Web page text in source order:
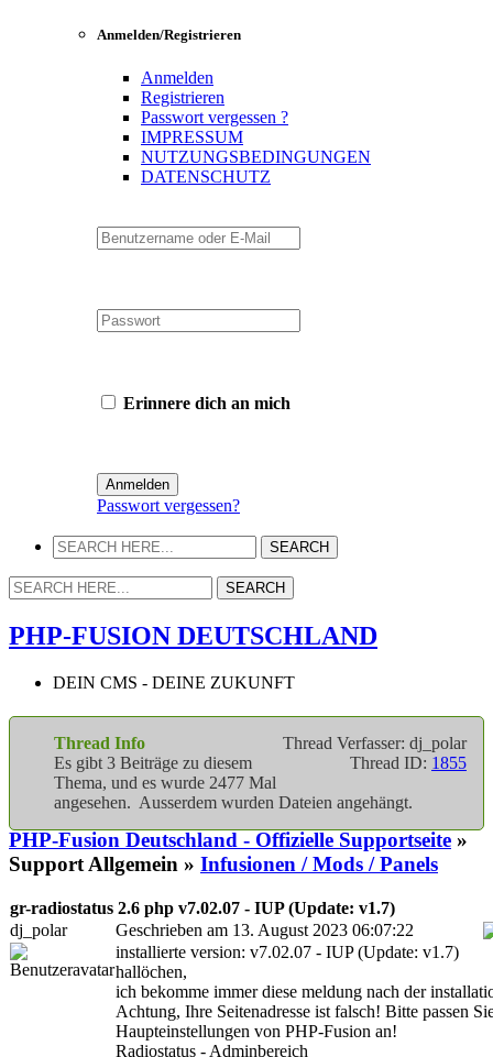
Anmelden/Registrieren
Anmelden
Registrieren
Passwort vergessen ?
IMPRESSUM
NUTZUNGSBEDINGUNGEN
DATENSCHUTZ
Erinnere dich an mich
Passwort vergessen?
PHP-FUSION DEUTSCHLAND
DEIN CMS - DEINE ZUKUNFT
Thread Verfasser: dj_polar
Thread ID: 1855
Thread Info
Es gibt 3 Beiträge zu diesem
Thema, und es wurde 2477 Mal
angesehen. Ausserdem wurden Dateien angehängt.
PHP-Fusion Deutschland - Offizielle Supportseite »
Support Allgemein » Infusionen / Mods / Panels
gr-radiostatus 2.6 php v7.02.07 - IUP (Update: v1.7)
dj_polar
Geschrieben am 13. August 2023 06:07:22
installierte version: v7.02.07 - IUP (Update: v1.7)
hallöchen,
ich bekomme immer diese meldung nach der
Achtung, Ihre Seitenadresse ist falsch! Bitte passen
Haupteinstellungen von PHP-Fusion an!
Radiostatus - Adminbereich